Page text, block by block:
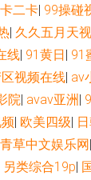
人爱 天堂资源av
二卡| 99操碰
| 久久五月天
线| 91黄日| 91
视频在线| av
院| avav亚洲 |
| 欧美四级|
草中文娱乐网|
另类综合19p|